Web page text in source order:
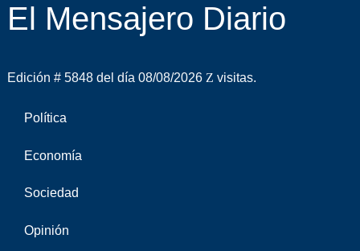
El Mensajero Diario
Edición # 5848 del día 08/08/2026 visitas.
Política
Economía
Sociedad
Opinión